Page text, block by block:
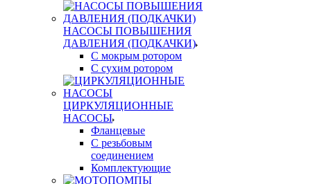
НАСОСЫ ПОВЫШЕНИЯ
ДАВЛЕНИЯ (ПОДКАЧКИ)
С мокрым ротором
С сухим ротором
ЦИРКУЛЯЦИОННЫЕ
НАСОСЫ
Фланцевые
С резьбовым
соединением
Комплектующие